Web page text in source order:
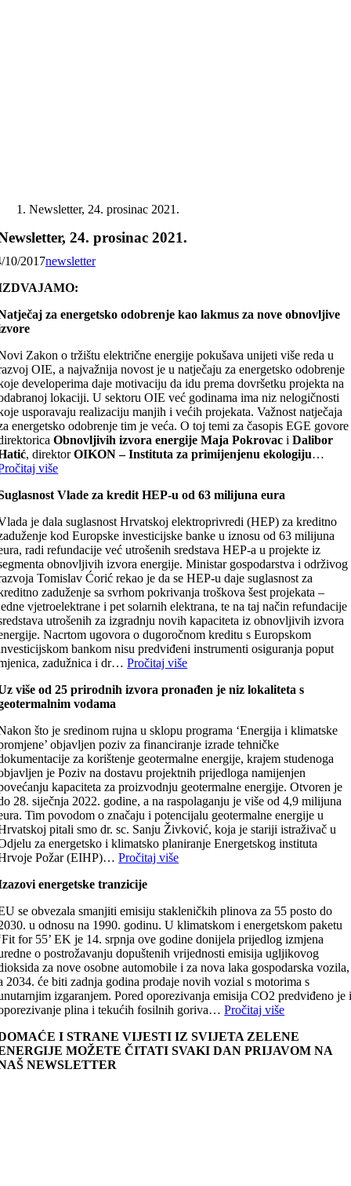
Newsletter, 24. prosinac 2021.
24. prosinac 2021.
10/2017newsletter
za energetsko odobrenje kao lakmus za nove obnovljive
Zakon o tržištu električne energije pokušava unijeti više reda u
OIE, a najvažnija novost je u natječaju za energetsko odobrenje
developerima daje motivaciju da idu prema dovršetku projekta na
lokaciji. U sektoru OIE već godinama ima niz nelogičnosti
usporavaju realizaciju manjih i većih projekata. Važnost natječaja
energetsko odobrenje tim je veća. O toj temi za časopis EGE govore
Obnovljivih izvora energije Maja Pokrovac iDalibor
, direktorOIKON – Instituta za primijenjenu ekologiju…
više
Vlade za kredit HEP-u od 63 milijuna eura
je dala suglasnost Hrvatskoj elektroprivredi (HEP) za kreditno
kod Europske investicijske banke u iznosu od 63 milijuna
radi refundacije već utrošenih sredstava HEP-a u projekte iz
obnovljivih izvora energije. Ministar gospodarstva i održivog
Tomislav Ćorić rekao je da se HEP-u daje suglasnost za
zaduženje sa svrhom pokrivanja troškova šest projekata –
vjetroelektrane i pet solarnih elektrana, te na taj način refundacije
utrošenih za izgradnju novih kapaciteta iz obnovljivih izvora
Nacrtom ugovora o dugoročnom kreditu s Europskom
bankom nisu predviđeni instrumenti osiguranja poput
zadužnica i dr…Pročitaj više
više od 25 prirodnih izvora pronađen je niz lokaliteta s
vodama
što je sredinom rujna u sklopu programa ‘Energija i klimatske
objavljen poziv za financiranje izrade tehničke
za korištenje geotermalne energije, krajem studenoga
je Poziv na dostavu projektnih prijedloga namijenjen
kapaciteta za proizvodnju geotermalne energije. Otvoren je
28. siječnja 2022. godine, a na raspolaganju je više od 4,9 milijuna
Tim povodom o značaju i potencijalu geotermalne energije u
pitali smo dr. sc. Sanju Živković, koja je stariji istraživač u
za energetsko i klimatsko planiranje Energetskog instituta
Požar (EIHP)…Pročitaj više
energetske tranzicije
se obvezala smanjiti emisiju stakleničkih plinova za 55 posto do
u odnosu na 1990. godinu. U klimatskom i energetskom paketu
for 55’ EK je 14. srpnja ove godine donijela prijedlog izmjena
o postrožavanju dopuštenih vrijednosti emisija ugljikovog
za nove osobne automobile i za nova laka gospodarska vozila,
2034. će biti zadnja godina prodaje novih vozial s motorima s
izgaranjem. Pored oporezivanja emisija CO2 predviđeno je
plina i tekućih fosilnih goriva…Pročitaj više
I STRANE VIJESTI IZ SVIJETA ZELENE
MOŽETE ČITATI SVAKI DAN PRIJAVOM NA
NEWSLETTER